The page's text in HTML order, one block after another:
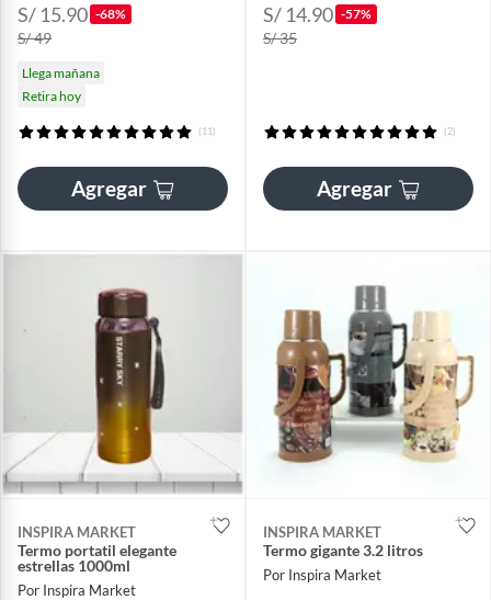
S/ 15.90 -68%
S/ 49
Llega mañana
Retira hoy
(11)
Agregar
S/ 14.90 -57%
S/ 35
(2)
Agregar
INSPIRA MARKET
Termo portatil elegante
estrellas 1000ml
Por Inspira Market
INSPIRA MARKET
Termo gigante 3.2 litros
Por Inspira Market